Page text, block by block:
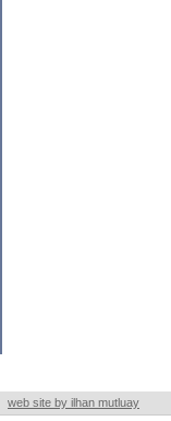
web site by ilhan mutluay